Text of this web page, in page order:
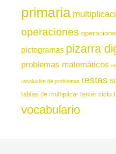
primaria
operaciones
pictogramas pizarra
problemas matemáticos
resolución de problemas restas
tablas de multiplicar tercer ciclo
vocabulario